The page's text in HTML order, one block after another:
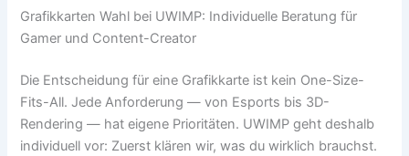
Grafikkarten Wahl bei UWIMP: Individuelle Beratung für
Gamer und Content-Creator
Die Entscheidung für eine Grafikkarte ist kein One-Size-
Fits-All. Jede Anforderung — von Esports bis 3D-
Rendering — hat eigene Prioritäten. UWIMP geht deshalb
individuell vor: Zuerst klären wir, was du wirklich brauchst.